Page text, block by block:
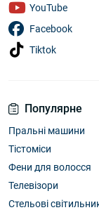
Популярне
Пральні машини
Тістоміси
Фени для волосся
Телевізори
Стельові
YouTube
Facebook
Tiktok